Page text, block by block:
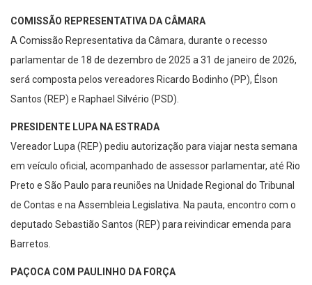
COMISSÃO REPRESENTATIVA DA CÂMARA
A Comissão Representativa da Câmara, durante o recesso
parlamentar de 18 de dezembro de 2025 a 31 de janeiro de 2026,
será composta pelos vereadores Ricardo Bodinho (PP), Élson
Santos (REP) e Raphael Silvério (PSD).
PRESIDENTE LUPA NA ESTRADA
Vereador Lupa (REP) pediu autorização para viajar nesta semana
em veículo oficial, acompanhado de assessor parlamentar, até Rio
Preto e São Paulo para reuniões na Unidade Regional do Tribunal
de Contas e na Assembleia Legislativa. Na pauta, encontro com o
deputado Sebastião Santos (REP) para reivindicar emenda para
Barretos.
PAÇOCA COM PAULINHO DA FORÇA